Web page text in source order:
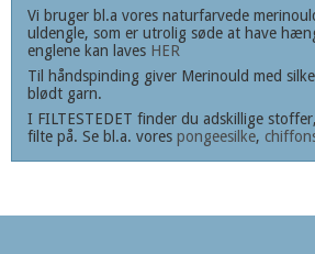
Vi bruger bl.a vores naturfarvede
uldengle, som er utrolig søde at have
englene kan laves HER
Til håndspinding giver Merinould med
blødt garn.
I FILTESTEDET finder du adskillige
filte på. Se bl.a. vores pongeesilke,